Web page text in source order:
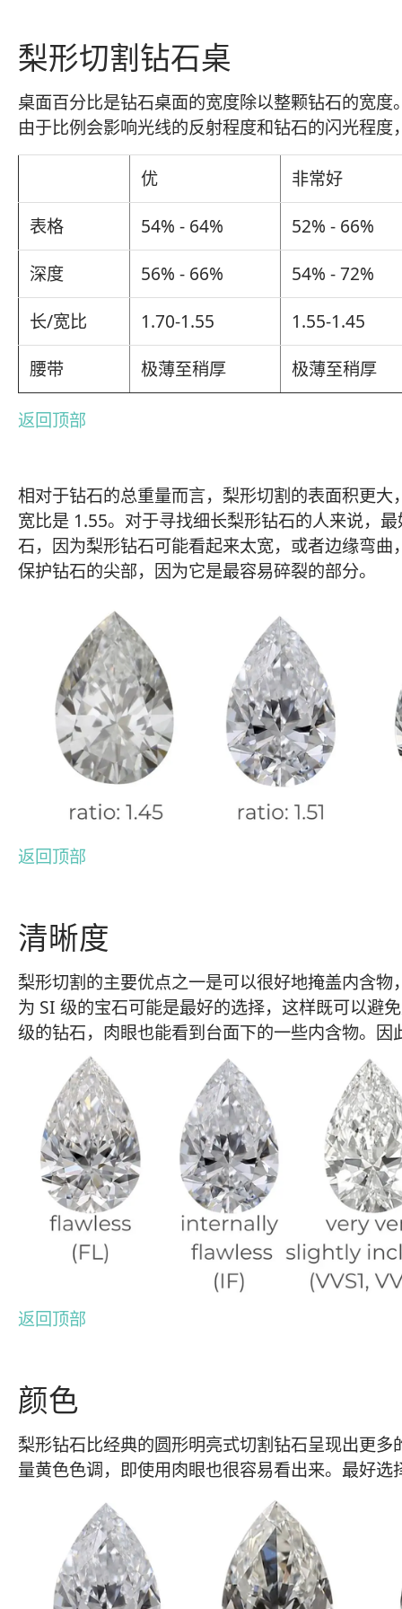
梨形切割钻石桌
桌面百分比是钻石桌面的宽度除以整颗钻石的宽
由于比例会影响光线的反射程度和钻石的闪光程
优
非常好
表格
54% - 64%
52% - 66%
深度
56% - 66%
54% - 72%
长/宽比
1.70-1.55
1.55-1.45
腰带
极薄至稍厚 极薄至稍厚
返回顶部
相对于钻石的总重量而言，梨形切割的表面积更
宽比是 1.55。对于寻找细长梨形钻石的人来说，
石，因为梨形钻石可能看起来太宽，或者边缘弯
保护钻石的尖部，因为它是最容易碎裂的部分。
返回顶部
清晰度
梨形切割的主要优点之一是可以很好地掩盖内含
为 SI 级的宝石可能是最好的选择，这样既可以避
级的钻石，肉眼也能看到台面下的一些内含物。
返回顶部
颜色
梨形钻石比经典的圆形明亮式切割钻石呈现出更
量黄色色调，即使用肉眼也很容易看出来。最好